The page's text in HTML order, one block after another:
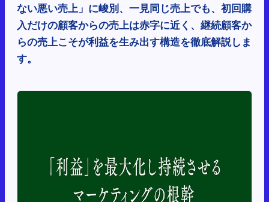
ない悪い売上」に峻別、一見同じ売上でも、初回購
入だけの顧客からの売上は赤字に近く、継続顧客か
らの売上こそが利益を生み出す構造を徹底解説しま
す。